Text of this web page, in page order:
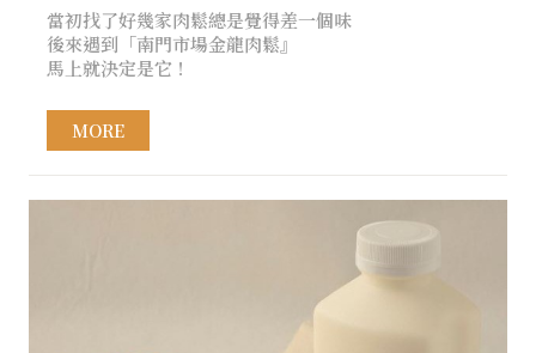
當初找了好幾家肉鬆總是覺得差一個味
後來遇到「南門市場金龍肉鬆』
馬上就決定是它！
MORE